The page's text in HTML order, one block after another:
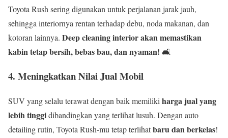
Toyota Rush sering digunakan untuk perjalanan jarak jauh,
sehingga interiornya rentan terhadap debu, noda makanan, dan
kotoran lainnya. Deep cleaning interior akan memastikan
kabin tetap bersih, bebas bau, dan nyaman! 🛋️
4. Meningkatkan Nilai Jual Mobil
SUV yang selalu terawat dengan baik memiliki harga jual yang
lebih tinggidibandingkan yang terlihat lusuh. Dengan auto
detailing rutin, Toyota Rush-mu tetap terlihatbaru dan berkelas!